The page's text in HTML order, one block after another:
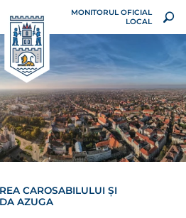
MONITORUL OFICIAL
LOCAL
CAROSABILULUI ȘI
AZUGA